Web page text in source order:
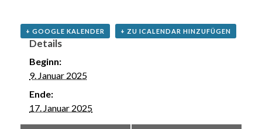
+ GOOGLE KALENDER + ZU ICALENDAR HINZUFÜGEN
Details
Beginn:
9. Januar 2025
Ende:
17. Januar 2025